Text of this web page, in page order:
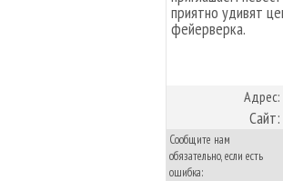
приятно удивят
фейерверка.
Адрес:
Сайт:
Сообщите нам
обязательно, если есть
ошибка: